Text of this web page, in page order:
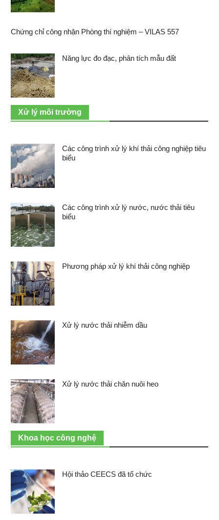
Chứng chỉ công nhận Phòng thí nghiệm – VILAS 557
Năng lực đo đạc, phân tích mẫu đất
Xử lý môi trường
Các công trình xử lý khí thải công nghiệp tiêu
biểu
Các công trình xử lý nước, nước thải tiêu
biểu
Phương pháp xử lý khí thải công nghiệp
Xử lý nước thải nhiễm dầu
Xử lý nước thải chăn nuôi heo
Khoa học công nghệ
Hội thảo CEECS đã tổ chức